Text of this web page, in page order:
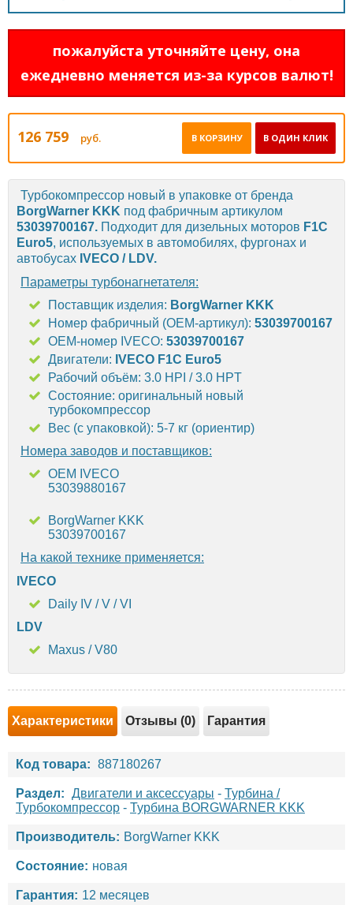
пожалуйста уточняйте цену, она
ежедневно меняется из-за курсов валют!
126 759 руб. В ОДИН КЛИК
В КОРЗИНУ
Турбокомпрессор новый в упаковке от бренда
BorgWarner KKK под фабричным артикулом
53039700167. Подходит для дизельных моторов F1C
Euro5, используемых в автомобилях, фургонах и
автобусах IVECO / LDV.
Параметры турбонагнетателя:
Поставщик изделия: BorgWarner KKK
Номер фабричный (OEM-артикул): 53039700167
OEM-номер IVECO: 53039700167
Двигатели: IVECO F1C Euro5
Рабочий объём: 3.0 HPI / 3.0 HPT
Состояние: оригинальный новый
турбокомпрессор
Вес (с упаковкой): 5-7 кг (ориентир)
Номера заводов и поставщиков:
OEM IVECO
53039880167
BorgWarner KKK
53039700167
На какой технике применяется:
IVECO
Daily IV / V / VI
LDV
Maxus / V80
Характеристики Отзывы (0) Гарантия
Код товара: 887180267
Раздел: Двигатели и аксессуары - Турбина /
Турбокомпрессор - Турбина BORGWARNER KKK
Производитель: BorgWarner KKK
Состояние: новая
Гарантия: 12 месяцев